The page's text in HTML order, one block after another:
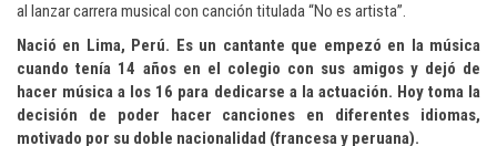
al lanzar carrera musical con canción titulada “No es artista”.
Nació en Lima, Perú. Es un cantante que empezó en la música
cuando tenía 14 años en el colegio con sus amigos y dejó de
hacer música a los 16 para dedicarse a la actuación. Hoy toma la
decisión de poder hacer canciones en diferentes idiomas,
motivado por su doble nacionalidad (francesa y peruana).